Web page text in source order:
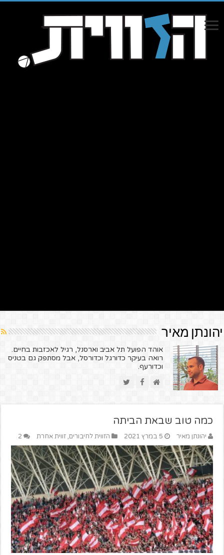
יהונתן מאיר
אוהד הפועל תל אביב וארסנל, רגיל לאכזבות בחיים.
רואה בעיקר כדורגל וכדורסל, אבל מסתפק גם בטניס
וכדורעף.
כמה טוב שבאת הביתה
יהונתן מאיר 5 במרץ 2021 הזווית לחיבורים,זווית אחרת 2